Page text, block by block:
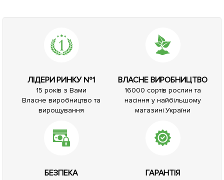
ЛІДЕРИ РИНКУ №1
15 років з Вами
Власне виробництво та
вирощування
ВЛАСНЕ ВИРОБНИЦТВО
16000 сортів рослин та
насіння у найбільшому
магазині України
БЕЗПЕКА ГАРАНТІЯ